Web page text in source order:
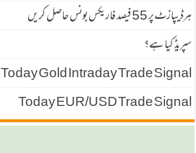
ہرڈیپازٹ پر 55 فیصد فاریكس بونس حاصل كریں
سپریڈ كیا ہے؟
Today Gold Intraday Trade Signal
Today EUR/USD Trade Signal